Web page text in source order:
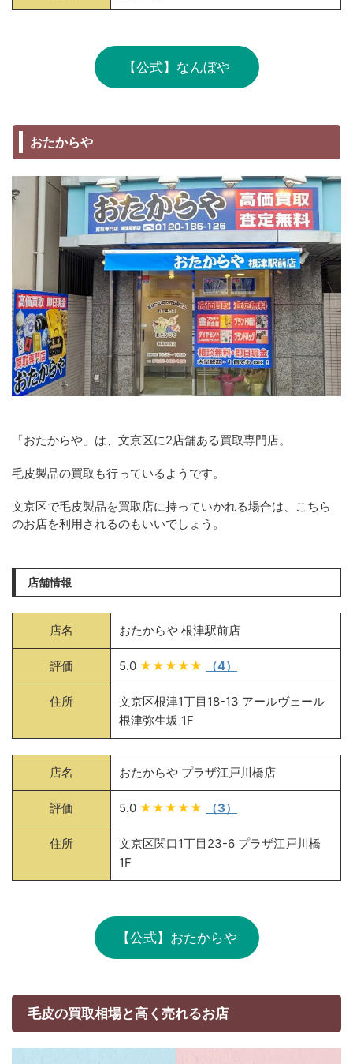
【公式】なんぼや
おたからや
「おたからや」は、文京区に2店舗ある買取専門店。
毛皮製品の買取も行っているようです。
文京区で毛皮製品を買取店に持っていかれる場合は、こちら
のお店を利用されるのもいいでしょう。
店舗情報
店名 おたからや 根津駅前店
評価 5.0 ★★★★★ （4）
住所
文京区根津1丁目18-13 アールヴェール
根津弥生坂 1F
店名 おたからや プラザ江戸川橋店
評価 5.0 ★★★★★ （3）
住所
文京区関口1丁目23-6 プラザ江戸川橋
1F
【公式】おたからや
毛皮の買取相場と高く売れるお店